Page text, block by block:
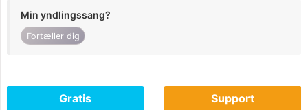
Min yndlingssang?
Fortæller dig
Gratis Support